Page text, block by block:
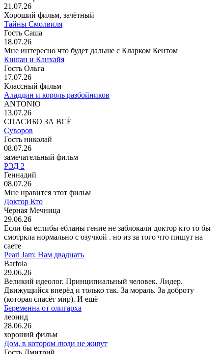
21.07.26
Хороший фильм, зачётный
Тайны Смолвиля
Гость Саша
18.07.26
Мне интересно что будет дальше с Кларком Кентом
Кишан и Канхайя
Гость Ольга
17.07.26
Классный фильм
Аладдин и король разбойников
ANTONIO
13.07.26
СПАСИБО ЗА ВСЁ
Суворов
Гость николай
08.07.26
замечательный фильм
РЭД 2
Геннадий
08.07.26
Мне нравится этот фильм
Доктор Кто
Черная Мечница
29.06.26
Если бы еслибы ебланы гение не заблокали доктор кто то бы
смотркла нормально с озучкой . но из за того что пишут на
саете
Pearl Jam: Нам двадцать
Barfola
29.06.26
Великий идеолог. Принципиальный человек. Лидер.
Движущийся вперёд и только так. За мораль. За доброту
(которая спасёт мир). И ещё
Беременна от олигарха
леонид
28.06.26
хороший фильм
Дом, в котором люди не живут
Гость Дмитрий